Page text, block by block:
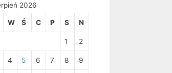
2026
W Ś C P S N
1 2
4 5 6 7 8 9